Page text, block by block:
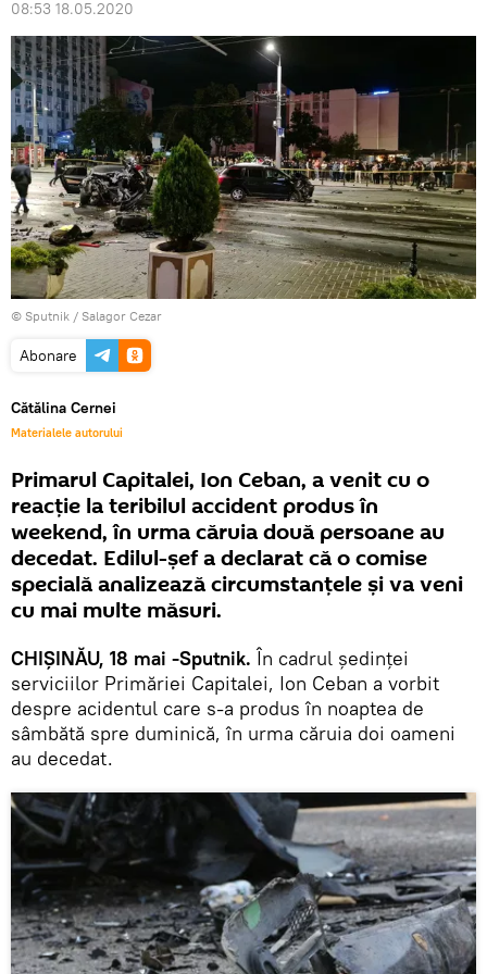
08:53 18.05.2020
© Sputnik / Salagor Cezar
Abonare
Cătălina Cernei
Materialele autorului
Primarul Capitalei, Ion Ceban, a venit cu o
reacție la teribilul accident produs în
weekend, în urma căruia două persoane au
decedat. Edilul-șef a declarat că o comise
specială analizează circumstanțele și va veni
cu mai multe măsuri.
CHIȘINĂU, 18 mai -Sputnik. În cadrul ședinței
serviciilor Primăriei Capitalei, Ion Ceban a vorbit
despre acidentul care s-a produs în noaptea de
sâmbătă spre duminică, în urma căruia doi oameni
au decedat.